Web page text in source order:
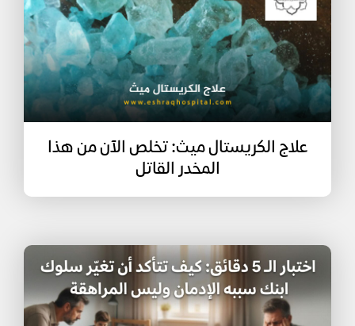
علاج الكريستال ميث: تخلص الآن من هذا
المخدر القاتل